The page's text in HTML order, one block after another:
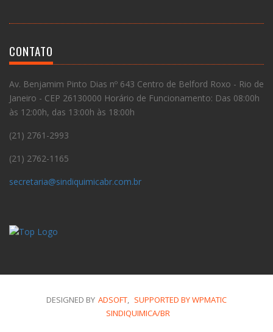
CONTATO
Av. Benjamim Pinto Dias nº 643 Centro de Belford Roxo - Rio de
Janeiro - CEP 26130000 Horário de Funcionamento: Das 08:00h
às 12:00h, das 13:00h às 18:00h
(21) 2761-2993
(21) 2762-1165
secretaria@sindiquimicabr.com.br
DESIGNED BY ADSOFT, SUPPORTED BY WPMATIC
SINDIQUIMICA/BR